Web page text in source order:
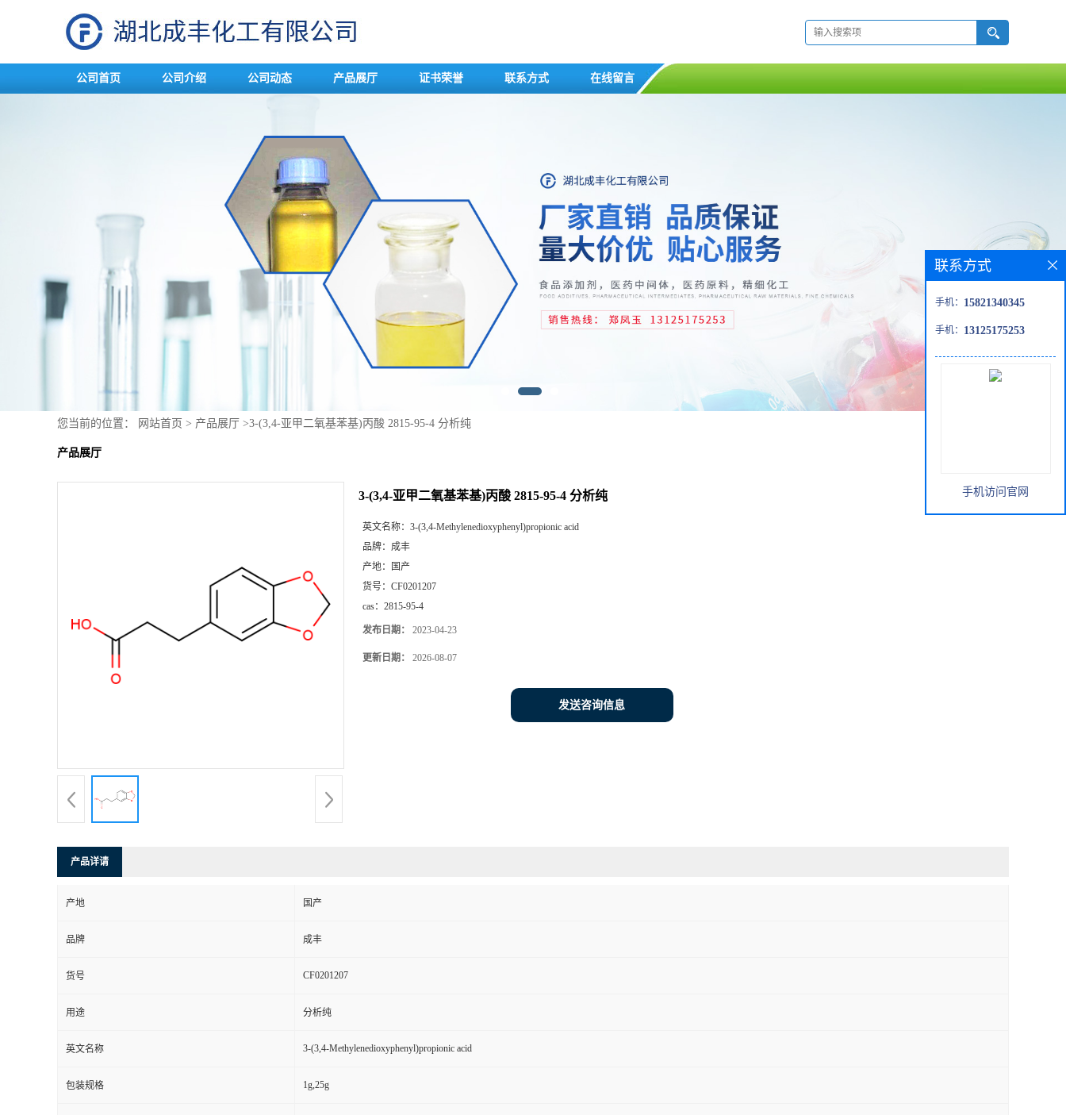
公司首页 公司介绍 公司动态 产品展厅 证书荣誉 联系方式 在线留言
您当前的位置： 网站首页 > 产品展厅 >3-(3,4-亚甲二氧基苯基)丙酸 2815-95-4 分析纯
产品展厅
3-(3,4-亚甲二氧基苯基)丙酸 2815-95-4 分析纯
英文名称： 3-(3,4-Methylenedioxyphenyl)propionic acid
品牌： 成丰
产地：
国产
货号： CF0201207
cas： 2815-95-4
发布日期： 2023-04-23
更新日期： 2026-08-07
发送咨询信息
产品详请
产地 国产
品牌 成丰
货号 CF0201207
用途 分析纯
英文名称 3-(3,4-Methylenedioxyphenyl)propionic acid
包装规格 1g,25g
联系方式
手机： 15821340345
手机： 13125175253
手机访问官网